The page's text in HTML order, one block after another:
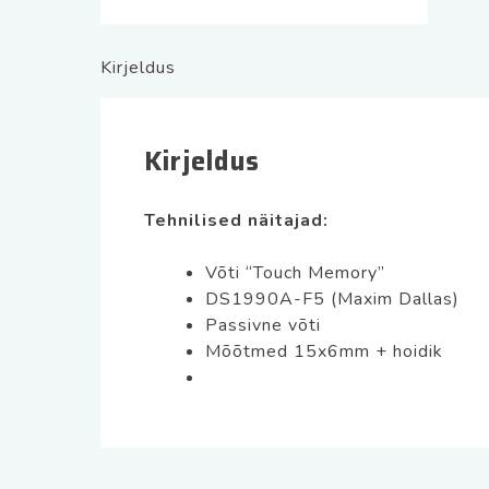
Kirjeldus
Kirjeldus
Tehnilised näitajad:
Võti “Touch Memory”
DS1990A-F5 (Maxim Dallas)
Passivne võti
Mõõtmed 15x6mm + hoidik